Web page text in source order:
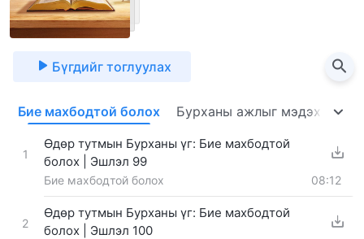
Бүгдийг тоглуулах
Бие махбодтой болох Бурханы ажлыг мэдэх нь
1
Өдөр тутмын Бурханы үг: Бие махбодтой
болох | Эшлэл 99
Бие махбодтой болох 08:12
2
Өдөр тутмын Бурханы үг: Бие махбодтой
болох | Эшлэл 100